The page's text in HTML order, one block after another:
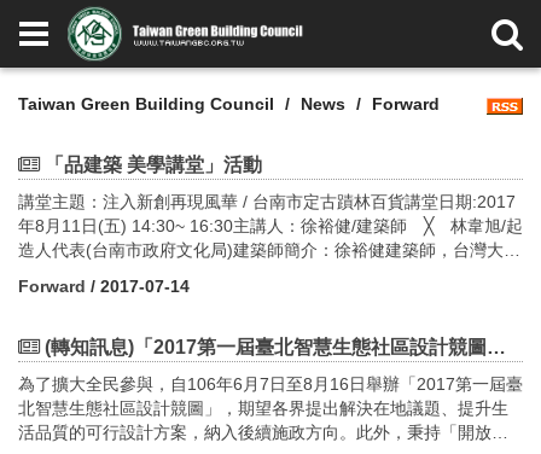
Taiwan Green Building Council News Forward
「品建築 美學講堂」活動
講堂主題：注入新創再現風華 / 台南市定古蹟林百貨講堂日期:2017
年8月11日(五) 14:30~ 16:30主講人：徐裕健/建築師 ╳ 林韋旭/起
造人代表(台南市政府文化局)建築師簡介：徐裕健建築師，台灣大學
獲獎無數，其中「林百貨」修復工程獲得2015國家卓越建設獎：文
貨」、國定古蹟「台北賓館」、二級古蹟「台北公會堂（中山
高樓，也是全台第一間擁有電梯的百貨，在日治時期代表著台南繁
榮的象徵，但隨著創辦人的逝世，以及受到二戰的波及，結束了林
百貨短暫卻輝煌的時光。2014年經修復後，再度開幕，建築師除保
Forward / 2017-07-14
(轉知訊息)「2017第一屆臺北智慧生態社區設計競圖」開始徵件!!!!
為了擴大全民參與，自106年6月7日至8月16日舉辦「2017第一屆臺
北智慧生態社區設計競圖」，期望各界提出解決在地議題、提升生
活品質的可行設計方案，納入後續施政方向。此外，秉持「開放政